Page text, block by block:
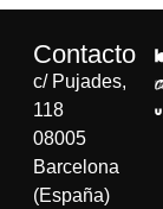
Contacto
c/ Pujades,
118
08005
Barcelona
(España)